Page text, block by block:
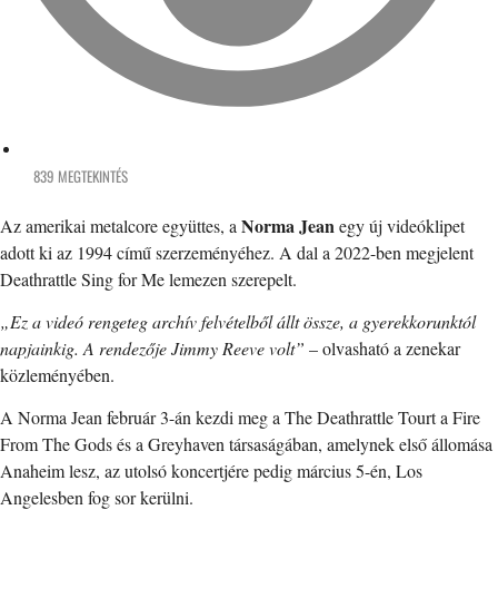
839 MEGTEKINTÉS
Az amerikai metalcore együttes, a Norma Jeanegy új videóklipet
adott ki az 1994 című szerzeményéhez. A dal a 2022-ben megjelent
Deathrattle Sing for Me lemezen szerepelt.
„Ez a videó rengeteg archív felvételből állt össze, a gyerekkorunktól
napjainkig. A rendezője Jimmy Reeve volt” – olvasható a zenekar
közleményében.
A Norma Jean február 3-án kezdi meg a The Deathrattle Tourt a Fire
From The Gods és a Greyhaven társaságában, amelynek első állomása
Anaheim lesz, az utolsó koncertjére pedig március 5-én, Los
Angelesben fog sor kerülni.